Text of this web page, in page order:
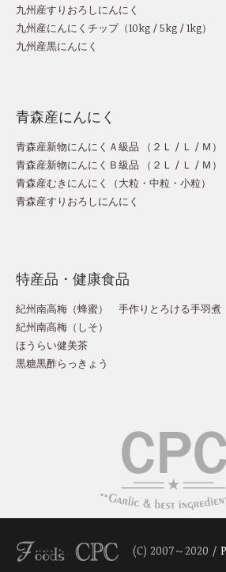
九州産すりおろしにんにく
九州産にんにくチップ（10kg /5kg /1kg）
九州産黒にんにく
青森産にんにく
青森産新物にんにくＡ級品 （ ２Ｌ / Ｌ / Ｍ ）
青森産新物にんにくＢ級品 （ ２Ｌ / Ｌ / Ｍ ）
青森産むきにんにく（大粒 ・ 中粒 ・ 小粒）
青森産すりおろしにんにく
特産品・健康食品
紀州南高梅（蜂蜜）
手作りとろける手羽煮
紀州南高梅（しそ）
ほうらい健美茶
黒糖黒酢らっきょう
(C) 2007～2020 /